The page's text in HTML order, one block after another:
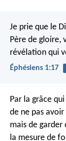
Je prie que le
Père de gloire,
révélation qui
Éphésiens 1:17
Par la grâce
de ne pas
mais de garder
la mesure de